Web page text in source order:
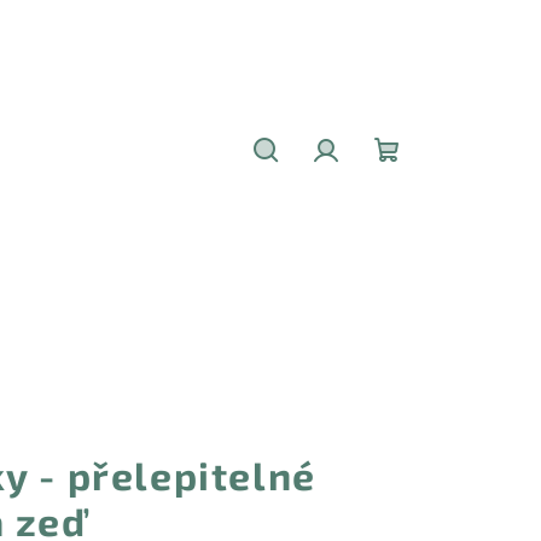
- přelepitelné
zeď